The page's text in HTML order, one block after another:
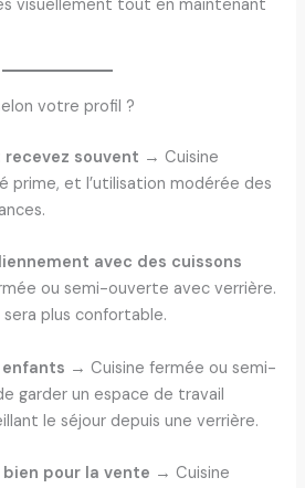
visuellement tout en maintenant
votre profil ?
recevez souvent → Cuisine
prime, et l’utilisation modérée des
avec des cuissons
ou semi-ouverte avec verrière.
plus confortable.
enfants → Cuisine fermée ou semi-
garder un espace de travail
le séjour depuis une verrière.
pour la vente → Cuisine